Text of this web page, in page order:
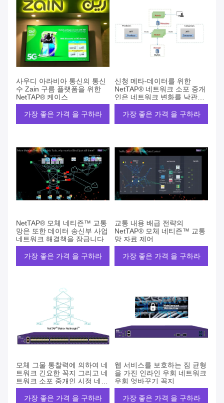
사우디 아라비아 통신의 통신
수 Zain 구름 플랫폼을 위한
NetTAP® 케이스
가장 좋은 가격 을 구하라
신청 메타-데이터를 위한
NetTAP® 네트워크 소포 중개
인은 네트워크 변화를 낙관합
니다
가장 좋은 가격 을 구하라
NetTAP® 모체 네티즌™ 교통
망은 또한 데이터 송신부 사업
네트워크 해결책을 잠급니다
가장 좋은 가격 을 구하라
교통 내용 배급 전략의
NetTAP® 모체 네티즌™ 교통
망 자료 제어
가장 좋은 가격 을 구하라
모체 그물 통찰력에 의하여 네
트워크 긴요한 꼭지 그리고 네
트워크 소포 중개인 시정 네트
워크
가장 좋은 가격 을 구하라
웹 서비스를 보호하는 짐 균형
을 가진 인라인 우회 네트워크
우회 엇바꾸기 꼭지
가장 좋은 가격 을 구하라